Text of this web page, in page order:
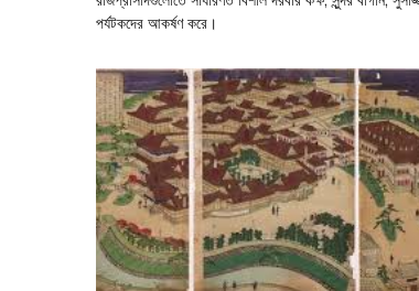
পর্যটকদের আকর্ষণ করে।